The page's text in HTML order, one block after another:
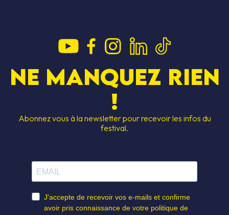
Ne manquez rien
!
Abonnez vous à la newsletter pour recevoir les infos du
festival.